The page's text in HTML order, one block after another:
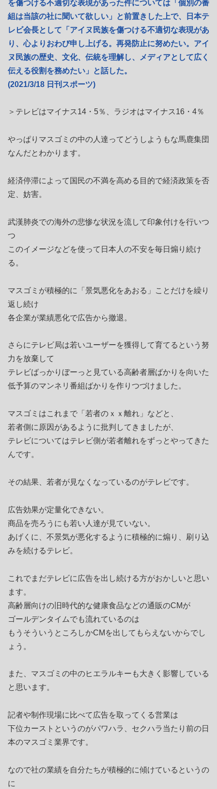
を傷つける不適切な表現があった件については「個別の番
組は当該の社に聞いて欲しい」と前置きした上で、日本テ
レビ会長として「アイヌ民族を傷つける不適切な表現があ
り、心よりおわび申し上げる。再発防止に努めたい。アイ
ヌ民族の歴史、文化、伝統を理解し、メディアとして広く
伝える役割を務めたい」と話した。
(2021/3/18 日刊スポーツ)
＞テレビはマイナス14・5％、ラジオはマイナス16・4％
やっぱりマスゴミの中の人達ってどうしようもな馬鹿集団
なんだとわかります。
経済停滞によって国民の不満を高める目的で経済政策を否
定、妨害。
武漢肺炎での海外の悲惨な状況を流して印象付けを行いつ
つ
このイメージなどを使って日本人の不安を毎日煽り続け
る。
マスゴミが積極的に「景気悪化をあおる」ことだけを繰り
返し続け
各企業が業績悪化で広告から撤退。
さらにテレビ局は若いユーザーを獲得して育てるという努
力を放棄して
テレビばっかりぼーっと見ている高齢者層ばかりを向いた
低予算のマンネリ番組ばかりを作りつづけました。
マスゴミはこれまで「若者のｘｘ離れ」などと、
若者側に原因があるように批判してきましたが、
テレビについてはテレビ側が若者離れをずっとやってきた
んです。
その結果、若者が見なくなっているのがテレビです。
広告効果が定量化できない。
商品を売ろうにも若い人達が見ていない。
あげくに、不景気が悪化するように積極的に煽り、刷り込
みを続けるテレビ。
これでまだテレビに広告を出し続ける方がおかしいと思い
ます。
高齢層向けの旧時代的な健康食品などの通販のCMが
ゴールデンタイムでも流れているのは
もうそういうところしかCMを出してもらえないからでし
ょう。
また、マスゴミの中のヒエラルキーも大きく影響している
と思います。
記者や制作現場に比べて広告を取ってくる営業は
下位カーストというのがパワハラ、セクハラ当たり前の日
本のマスゴミ業界です。
なので社の業績を自分たちが積極的に傾けているというの
に